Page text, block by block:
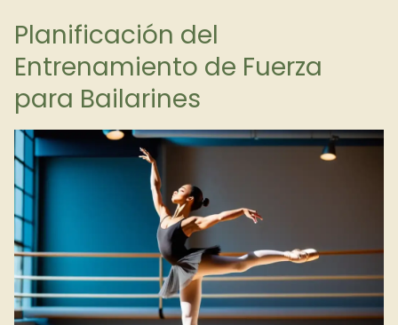
Planificación del
Entrenamiento de Fuerza
para Bailarines